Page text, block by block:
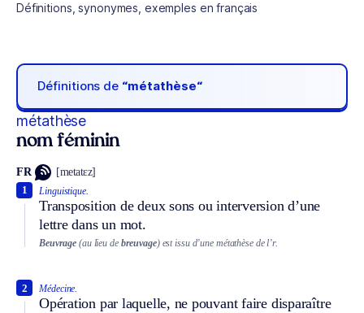
Définitions, synonymes, exemples en français
Définitions de “métathèse“
métathèse
nom féminin
FR [metatɛz]
Linguistique.
Transposition de deux sons ou interversion d’une
lettre dans un mot.
1
Beuvrage (au lieu de breuvage) est issu d’une métathèse de l’r.
Médecine.
Opération par laquelle, ne pouvant faire disparaître
2